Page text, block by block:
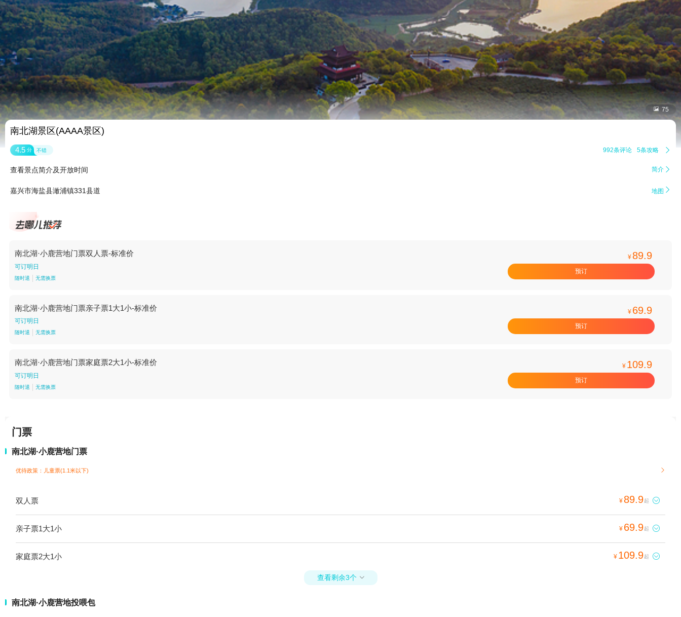
 75
南北湖景区(AAAA景区)
4.5 分 不错 992条评论 5条攻略 
查看景点简介及开放时间 简介 
嘉兴市海盐县澉浦镇331县道 地图 
南北湖·小鹿营地门票双人票-标准价
可订明日
随时退 无需换票
¥ 89.9
预订
南北湖·小鹿营地门票亲子票1大1小-标准价
可订明日
随时退 无需换票
¥ 69.9
预订
南北湖·小鹿营地门票家庭票2大1小-标准价
可订明日
随时退 无需换票
¥ 109.9
预订
门票
南北湖·小鹿营地门票
优待政策：儿童票(1.1米以下) 
双人票 ¥ 89.9起 
亲子票1大1小 ¥ 69.9起 
家庭票2大1小 ¥ 109.9起 
查看剩余3个 
南北湖·小鹿营地投喂包